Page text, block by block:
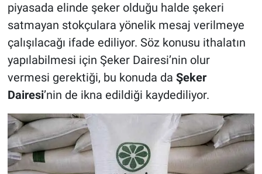
piyasada elinde şeker olduğu halde şekeri
satmayan stokçulara yönelik mesaj verilmeye
çalışılacağı ifade ediliyor. Söz konusu ithalatın
yapılabilmesi için Şeker Dairesi’nin olur
vermesi gerektiği, bu konuda da Şeker
Dairesi’nin de ikna edildiği kaydediliyor.